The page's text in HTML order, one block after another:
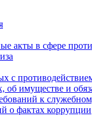
акты в сфере
с
об имуществе и
к
о фактах коррупции